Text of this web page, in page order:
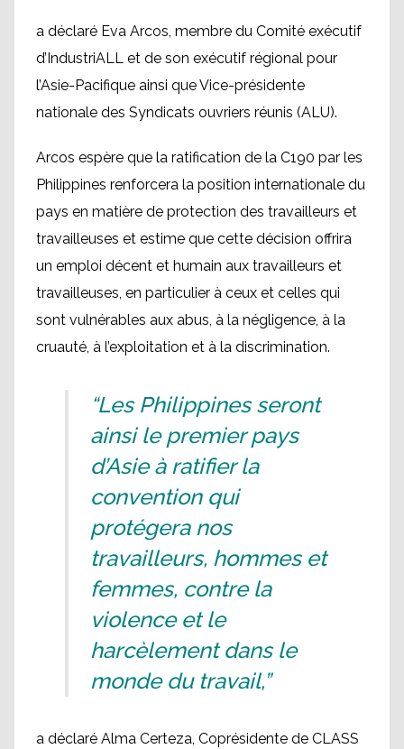
a déclaré Eva Arcos, membre du Comité exécutif
d’IndustriALL et de son exécutif régional pour
l’Asie-Pacifique ainsi que Vice-présidente
nationale des Syndicats ouvriers réunis (ALU).
Arcos espère que la ratification de la C190 par les
Philippines renforcera la position internationale du
pays en matière de protection des travailleurs et
travailleuses et estime que cette décision offrira
un emploi décent et humain aux travailleurs et
travailleuses, en particulier à ceux et celles qui
sont vulnérables aux abus, à la négligence, à la
cruauté, à l’exploitation et à la discrimination.
“Les Philippines seront
ainsi le premier pays
d’Asie à ratifier la
convention qui
protégera nos
travailleurs, hommes et
femmes, contre la
violence et le
harcèlement dans le
monde du travail,”
a déclaré Alma Certeza, Coprésidente de CLASS